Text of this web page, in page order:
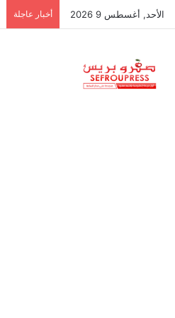
الأحد, أغسطس 9 2026 أخبار عاجلة